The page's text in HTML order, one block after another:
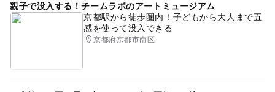
親子で没入する！チームラボのアートミュージアム
京都駅から徒歩圏内！子どもから大人まで五
感を使って没入できる
京都府京都市南区